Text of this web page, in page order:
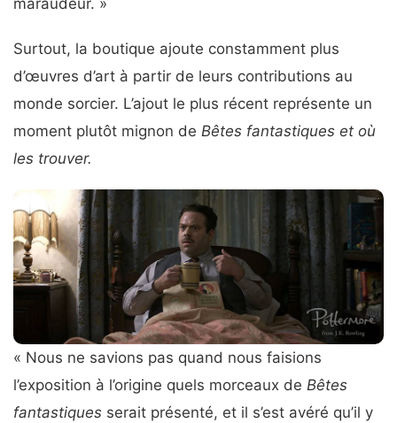
maraudeur. »
Surtout, la boutique ajoute constamment plus
d’œuvres d’art à partir de leurs contributions au
monde sorcier. L’ajout le plus récent représente un
moment plutôt mignon de Bêtes fantastiques et où
les trouver.
« Nous ne savions pas quand nous faisions
l’exposition à l’origine quels morceaux de Bêtes
fantastiques serait présenté, et il s’est avéré qu’il y